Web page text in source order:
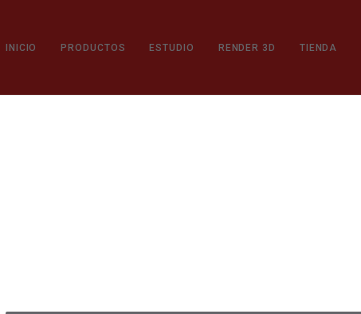
INICIO PRODUCTOS ESTUDIO RENDER 3D TIENDA